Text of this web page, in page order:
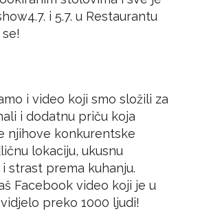
i 5.7. u Restaurantu
i video koji smo složili za
i dodatnu priču koja
njihove konkurentske
lokaciju, ukusnu
strast prema kuhanju.
Facebook video koji je u
preko 1000 ljudi!